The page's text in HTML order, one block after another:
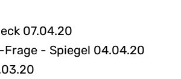
07.04.20
- Spiegel 04.04.20